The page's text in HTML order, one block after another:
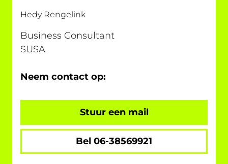
Hedy Rengelink
Business Consultant
SUSA
Neem contact op:
Stuur een mail
Bel 06-38569921